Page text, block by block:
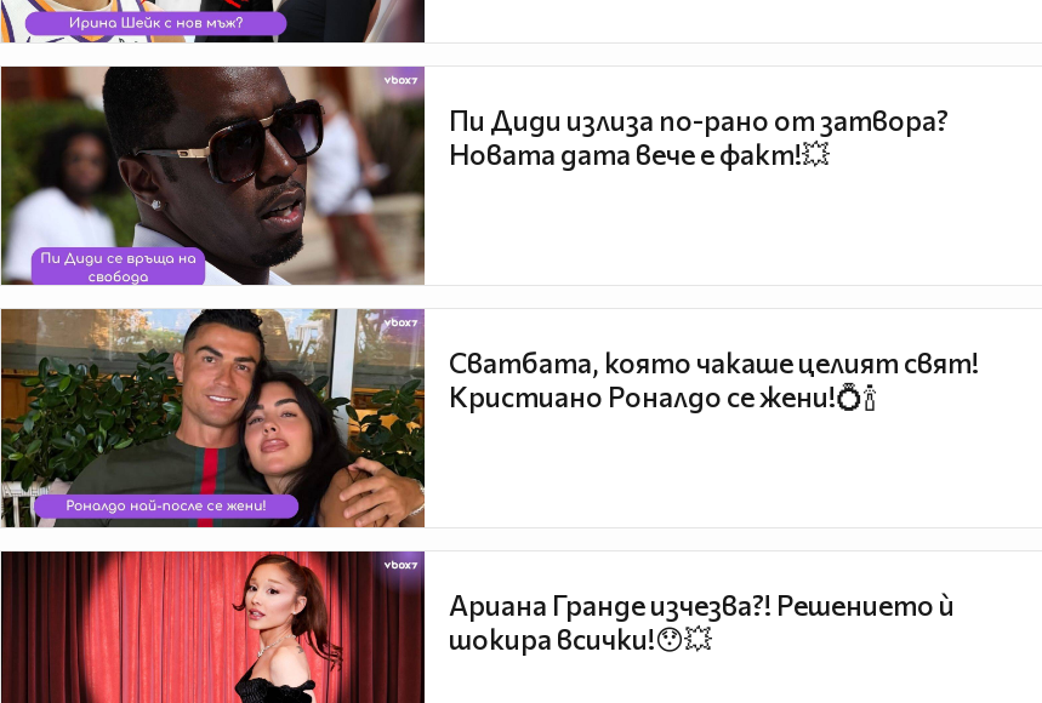
Пи Диди излиза по-рано от затвора?
Новата дата вече е факт!💥
Сватбата, която чакаше целият свят!
Кристиано Роналдо се жени!💍🍾
Ариана Гранде изчезва?! Решението ѝ
шокира всички!😯💥